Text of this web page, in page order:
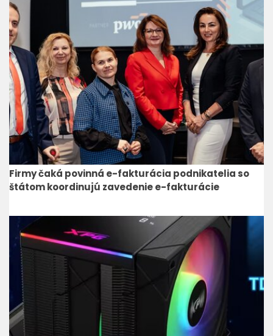
Firmy čaká povinná e-fakturácia podnikatelia so
štátom koordinujú zavedenie e-fakturácie